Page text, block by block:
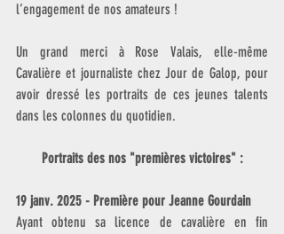
l’engagement de nos amateurs !
Un grand merci à Rose Valais, elle-même
Cavalière et journaliste chez Jour de Galop, pour
avoir dressé les portraits de ces jeunes talents
dans les colonnes du quotidien.
Portraits des nos "premières victoires" :
19 janv. 2025 - Première pour Jeanne Gourdain
Ayant obtenu sa licence de cavalière en fin